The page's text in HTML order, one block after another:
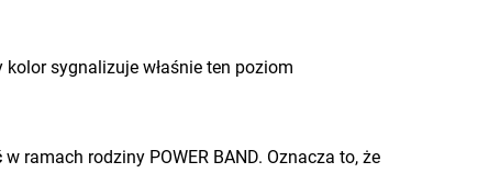
kolor sygnalizuje właśnie ten poziom
w ramach rodziny POWER BAND. Oznacza to, że